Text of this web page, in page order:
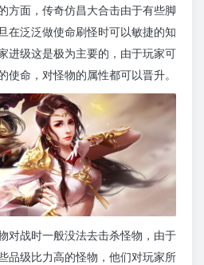
方面，传奇仿昌大合击由于有些脚
在泛泛做使命刷怪时可以敏捷的知
进级这是极为主要的，由于玩家可
使命，对怪物的属性都可以晋升。
对战时一般没法去击杀怪物，由于
品级比力高的怪物，他们对玩家所